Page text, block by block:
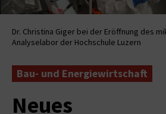
Dr. Christina Giger bei der Eröffnung des
Analyselabor der Hochschule Luzern
Bau- und Energiewirtschaft
Neues